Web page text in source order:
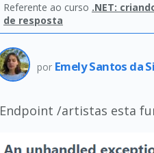
Referente ao curso .NET:
de resposta
por Emely Santos da
Endpoint /artistas esta